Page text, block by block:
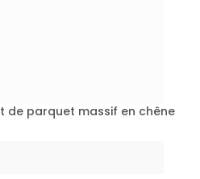
de parquet massif en chêne